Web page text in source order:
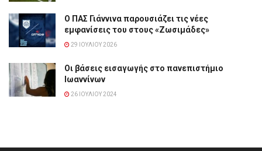
Ο ΠΑΣ Γιάννινα παρουσιάζει τις νέες
εμφανίσεις του στους «Ζωσιμάδες»
29 ΙΟΥΛΊΟΥ 2026
Οι βάσεις εισαγωγής στο πανεπιστήμιο
Ιωαννίνων
26 ΙΟΥΛΊΟΥ 2024